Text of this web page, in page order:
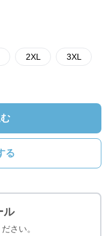
2XL 3XL
る
ル
さい。